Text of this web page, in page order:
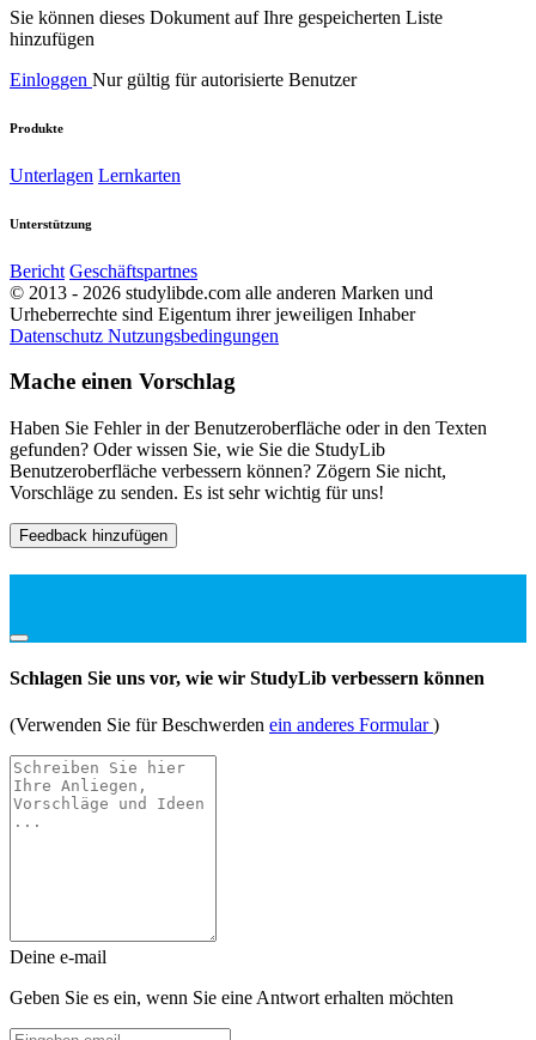
Sie können dieses Dokument auf Ihre gespeicherten Liste
hinzufügen
Einloggen Nur gültig für autorisierte Benutzer
Produkte
Unterlagen Lernkarten
Unterstützung
Bericht Geschäftspartnes
© 2013 - 2026 studylibde.com alle anderen Marken und
Urheberrechte sind Eigentum ihrer jeweiligen Inhaber
Datenschutz Nutzungsbedingungen
Mache einen Vorschlag
Haben Sie Fehler in der Benutzeroberfläche oder in den Texten
gefunden? Oder wissen Sie, wie Sie die StudyLib
Benutzeroberfläche verbessern können? Zögern Sie nicht,
Vorschläge zu senden. Es ist sehr wichtig für uns!
Feedback hinzufügen
Schlagen Sie uns vor, wie wir StudyLib verbessern können
(Verwenden Sie für Beschwerden ein anderes Formular)
Deine e-mail
Geben Sie es ein, wenn Sie eine Antwort erhalten möchten